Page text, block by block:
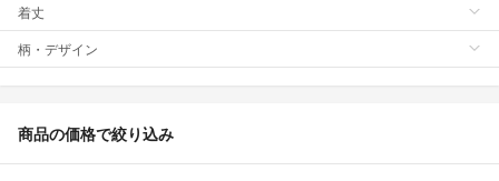
着丈
柄・デザイン
商品の価格で絞り込み